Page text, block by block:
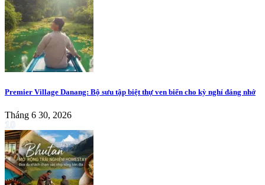
Premier Village Danang: Bộ sưu tập biệt thự ven biển cho kỳ nghỉ đáng nhớ
Tháng 6 30, 2026
10